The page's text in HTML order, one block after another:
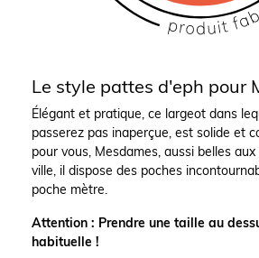
Le style pattes d'eph pour
Élégant et pratique, ce largeot dans
passerez pas inaperçue, est solide et
pour vous, Mesdames, aussi belles
ville, il dispose des poches
poche mètre.
Attention : Prendre une taille au
habituelle !